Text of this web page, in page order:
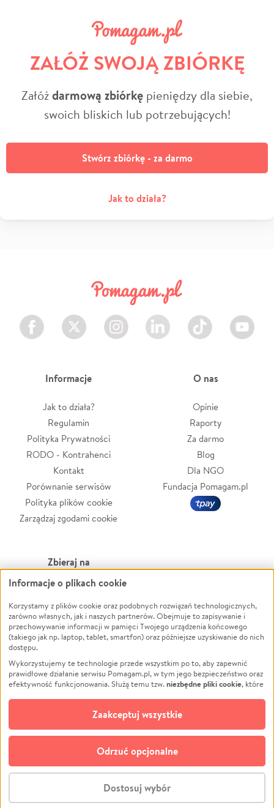
ZAŁÓŻ SWOJĄ ZBIÓRKĘ
Załóżdarmową zbiórkę pieniędzy dla siebie,
swoich bliskich lub potrzebujących!
Stwórz zbiórkę - za darmo
Jak to działa?
Stwórz zbiórkę - za darmo
Facebook Twitter Instagram LinkedIn TikTok Youtube
Informacje
Jak to działa?
Regulamin
Polityka Prywatności
RODO - Kontrahenci
Kontakt
Porównanie serwisów
Polityka plików cookie
Zarządzaj zgodami cookie
O nas
Opinie
Raporty
Za darmo
Blog
Dla NGO
Fundacja Pomagam.pl
Zbieraj na
Leczenie
Zwierzęta
Pożar
Ukraina
Pomoc Finansowa
Projekty
Pogrzeb
Społeczność lokalna
Kultura
Powódź
Wichura
NGO
Edukacja
Podróż
Impreza
Ochrona środowiska
Biznes
© CROWDING SP. Z O.O.
Informacje o plikach cookie
Korzystamy z plików cookie oraz podobnych rozwiązań technologicznych,
zarówno własnych, jak i naszych partnerów. Obejmuje to zapisywanie i
przechowywanie informacji w pamięci Twojego urządzenia końcowego
(takiego jak np. laptop, tablet, smartfon) oraz późniejsze uzyskiwanie do nich
dostępu.
Wykorzystujemy te technologie przede wszystkim po to, aby zapewnić
prawidłowe działanie serwisu Pomagam.pl, w tym jego bezpieczeństwo oraz
efektywność funkcjonowania. Służą temu tzw.niezbędne pliki cookie, które
opcjonalnych plików cookie
technologii do celów analitycznych i retargetingowych. Możesz wyrazić
zgodę na ich stosowanie lub jej odmówić. W dowolnym momencie masz
możliwość zmiany swoich preferencji na stronie „Zarządzaj zgodami cookie”,
do której link znajdziesz w stopce serwisu Pomagam.pl. Opcjonalne pliki
cookie wykorzystywane są w następujących celach:
działanie serwisu Pomagam.pl. Dzięki nim możemy zrozumieć, jak
użytkownicy korzystają z naszego serwisu – skąd trafiają do serwisu, jak
Dostosuj wybór
Odrzuć opcjonalne
Zaakceptuj wszystkie